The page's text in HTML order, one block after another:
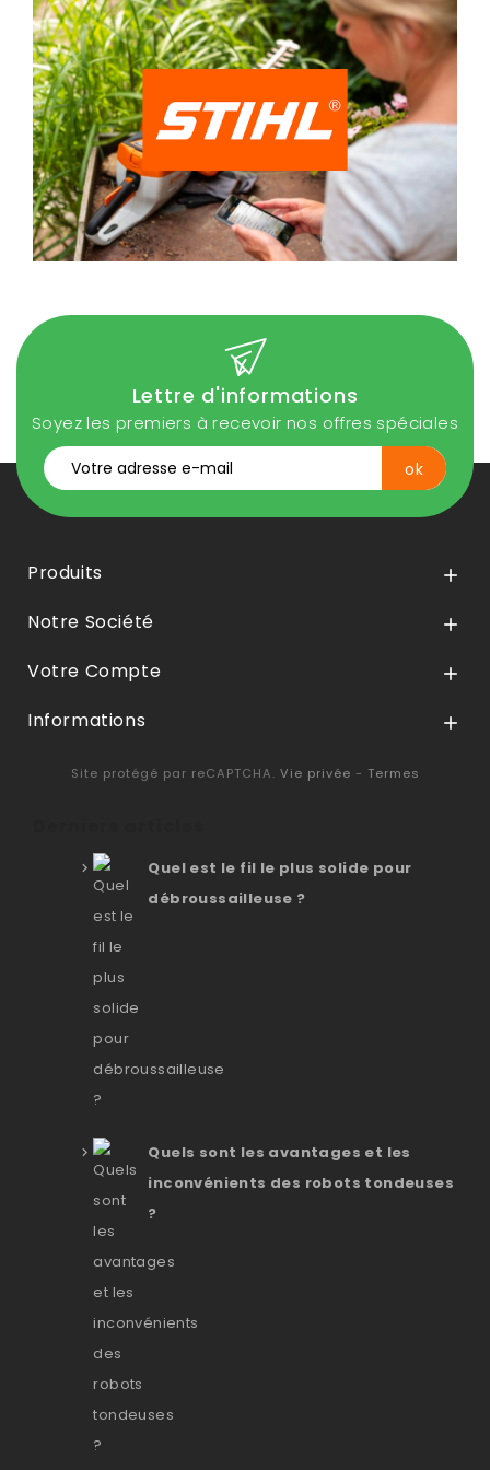
Lettre d'informations
Soyez les premiers à recevoir nos offres spéciales
Produits 
Notre Société 
Votre Compte 
Informations 
Site protégé par reCAPTCHA. Vie privée - Termes
Quel est le fil le plus solide pour
débroussailleuse ?
Quels sont les avantages et les
inconvénients des robots tondeuses
?